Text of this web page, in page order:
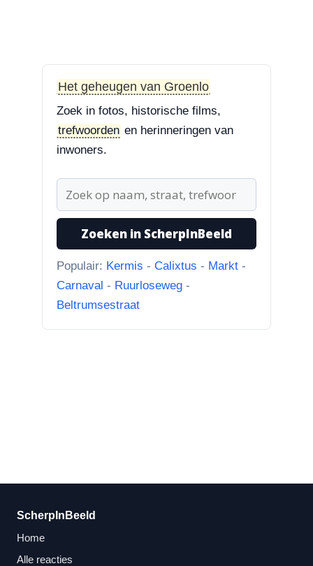
Koningssteeg met parkeerterrein
“Van links naar rechts.
Achteruitgangen van: voor de
toren Br...”
31-7-2026
“Ik dacht al, wat doet Facebook
hier nou bij? Scherpinbeeld i...”
Torenklokje RK begraafplaats Hartreize
“Martie, het antwoord op de foto
klopt helemaal.”
Het geheugen van Groenlo
Zoek in fotos, historische films,
trefwoorden en herinneringen van
inwoners.
Zoeken in ScherpInBeeld
Populair: Kermis - Calixtus - Markt -
Carnaval - Ruurloseweg -
Beltrumsestraat
ScherpInBeeld
Home
Alle reacties